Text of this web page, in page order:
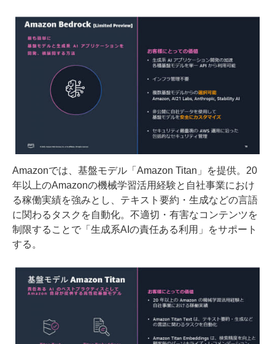
Amazonでは、基盤モデル「Amazon Titan」を提供。20
年以上のAmazonの機械学習活用経験と自社事業におけ
る稼働実績を強みとし、テキスト要約・生成などの言語
に関わるタスクを自動化。不適切・有害なコンテンツを
制限することで「生成系AIの責任ある利用」をサポート
する。